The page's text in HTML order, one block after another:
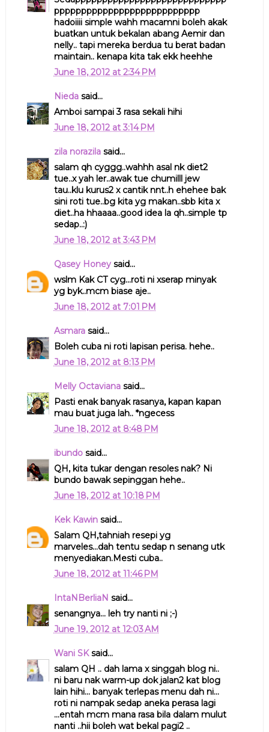
ppppppppppppppppppppppppppp
hadoiiii simple wahh macamni boleh akak
buatkan untuk bekalan abang Aemir dan
nelly.. tapi mereka berdua tu berat badan
maintain.. kenapa kita tak ekk heehhe
June 18, 2012 at 2:34 PM
Niedasaid...
Amboi sampai 3 rasa sekali hihi
June 18, 2012 at 3:14 PM
zila norazilasaid...
salam qh cyggg..wahhh asal nk diet2
tue..x yah ler..awak tue chumilll jew
tau..klu kurus2 x cantik nnt..h ehehee bak
sini roti tue..bg kita yg makan..sbb kita x
diet..ha hhaaaa..good idea la qh..simple tp
sedap..:)
June 18, 2012 at 3:43 PM
Qasey Honeysaid...
wslm Kak CT cyg...roti ni xserap minyak
yg byk..mcm biase aje..
June 18, 2012 at 7:01 PM
Asmarasaid...
Boleh cuba ni roti lapisan perisa. hehe..
June 18, 2012 at 8:13 PM
Melly Octavianasaid...
Pasti enak banyak rasanya, kapan kapan
mau buat juga lah.. *ngecess
June 18, 2012 at 8:48 PM
ibundosaid...
QH, kita tukar dengan resoles nak? Ni
bundo bawak sepinggan hehe..
June 18, 2012 at 10:18 PM
Kek Kawinsaid...
Salam QH,tahniah resepi yg
marveles...dah tentu sedap n senang utk
menyediakan.Mesti cuba..
June 18, 2012 at 11:46 PM
IntaNBerliaN said...
senangnya... leh try nanti ni ;-)
June 19, 2012 at 12:03 AM
Wani SKsaid...
salam QH .. dah lama x singgah blog ni..
ni baru nak warm-up dok jalan2 kat blog
lain hihi... banyak terlepas menu dah ni...
roti ni nampak sedap aneka perasa lagi
...entah mcm mana rasa bila dalam mulut
nanti ..hii boleh wat bekal pagi2 ..